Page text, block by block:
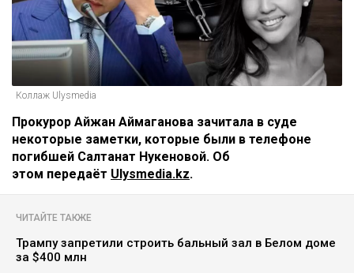
Коллаж Ulysmedia
Прокурор Айжан Аймаганова зачитала в суде
некоторые заметки, которые были в телефоне
погибшей Салтанат Нукеновой. Об
этом передаёт Ulysmedia.kz.
ЧИТАЙТЕ ТАКЖЕ
Трампу запретили строить бальный зал в Белом доме
за $400 млн